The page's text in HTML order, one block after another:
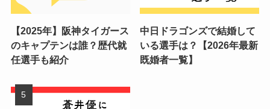
【2025年】阪神タイガース
のキャプテンは誰？歴代就
任選手も紹介
中日ドラゴンズで結婚して
いる選手は？【2026年最新
既婚者一覧】